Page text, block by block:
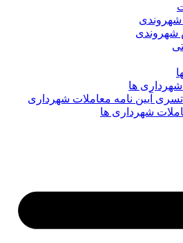
شهروندی
شهروندی
شهرداری ها
آیین نامه معاملات شهرداری
شهرداری ها